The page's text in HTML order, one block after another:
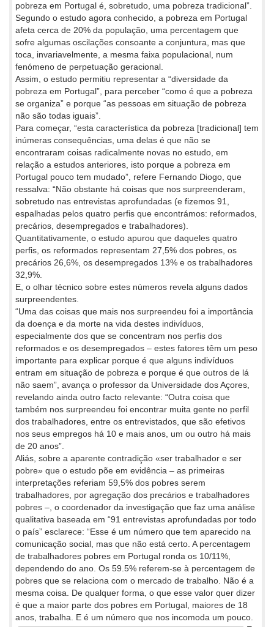
pobreza em Portugal é, sobretudo, uma pobreza tradicional”.
Segundo o estudo agora conhecido, a pobreza em Portugal
afeta cerca de 20% da população, uma percentagem que
sofre algumas oscilações consoante a conjuntura, mas que
toca, invariavelmente, a mesma faixa populacional, num
fenómeno de perpetuação geracional.
Assim, o estudo permitiu representar a “diversidade da
pobreza em Portugal”, para perceber “como é que a pobreza
se organiza” e porque “as pessoas em situação de pobreza
não são todas iguais”.
Para começar, “esta característica da pobreza [tradicional] tem
inúmeras consequências, uma delas é que não se
encontraram coisas radicalmente novas no estudo, em
relação a estudos anteriores, isto porque a pobreza em
Portugal pouco tem mudado”, refere Fernando Diogo, que
ressalva: “Não obstante há coisas que nos surpreenderam,
sobretudo nas entrevistas aprofundadas (e fizemos 91,
espalhadas pelos quatro perfis que encontrámos: reformados,
precários, desempregados e trabalhadores).
Quantitativamente, o estudo apurou que daqueles quatro
perfis, os reformados representam 27,5% dos pobres, os
precários 26,6%, os desempregados 13% e os trabalhadores
32,9%.
E, o olhar técnico sobre estes números revela alguns dados
surpreendentes.
“Uma das coisas que mais nos surpreendeu foi a importância
da doença e da morte na vida destes indivíduos,
especialmente dos que se concentram nos perfis dos
reformados e os desempregados – estes fatores têm um peso
importante para explicar porque é que alguns indivíduos
entram em situação de pobreza e porque é que outros de lá
não saem”, avança o professor da Universidade dos Açores,
revelando ainda outro facto relevante: “Outra coisa que
também nos surpreendeu foi encontrar muita gente no perfil
dos trabalhadores, entre os entrevistados, que são efetivos
nos seus empregos há 10 e mais anos, um ou outro há mais
de 20 anos”.
Aliás, sobre a aparente contradição «ser trabalhador e ser
pobre» que o estudo põe em evidência – as primeiras
interpretações referiam 59,5% dos pobres serem
trabalhadores, por agregação dos precários e trabalhadores
pobres –, o coordenador da investigação que faz uma análise
qualitativa baseada em “91 entrevistas aprofundadas por todo
o país” esclarece: “Esse é um número que tem aparecido na
comunicação social, mas que não está certo. A percentagem
de trabalhadores pobres em Portugal ronda os 10/11%,
dependendo do ano. Os 59.5% referem-se à percentagem de
pobres que se relaciona com o mercado de trabalho. Não é a
mesma coisa. De qualquer forma, o que esse valor quer dizer
é que a maior parte dos pobres em Portugal, maiores de 18
anos, trabalha. E é um número que nos incomoda um pouco.